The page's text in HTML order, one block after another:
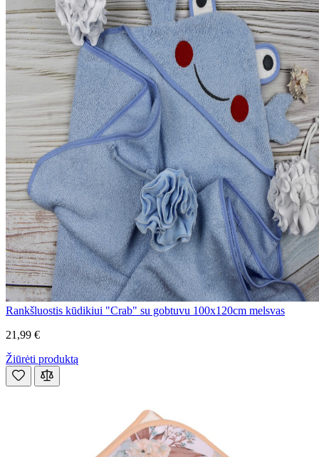
Rankšluostis kūdikiui "Crab" su gobtuvu 100x120cm melsvas
21,99 €
Žiūrėti produktą